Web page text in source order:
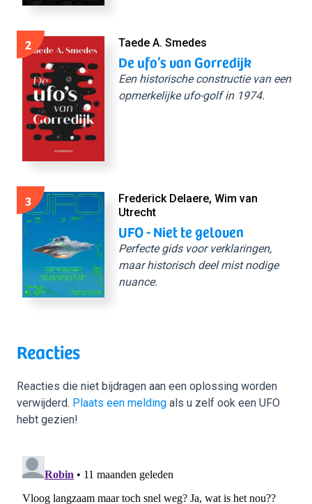
2 Taede A. Smedes
De ufo’s van Gorredijk
Een historische constructie van een
opmerkelijke ufo-golf in 1974.
3
Frederick Delaere, Wim van
Utrecht
UFO - Niet te geloven
Perfecte gids voor verklaringen,
maar historisch deel mist nodige
nuance.
Reacties
Reacties die niet bijdragen aan een oplossing worden
verwijderd. Plaats een melding als u zelf ook een UFO
hebt gezien!